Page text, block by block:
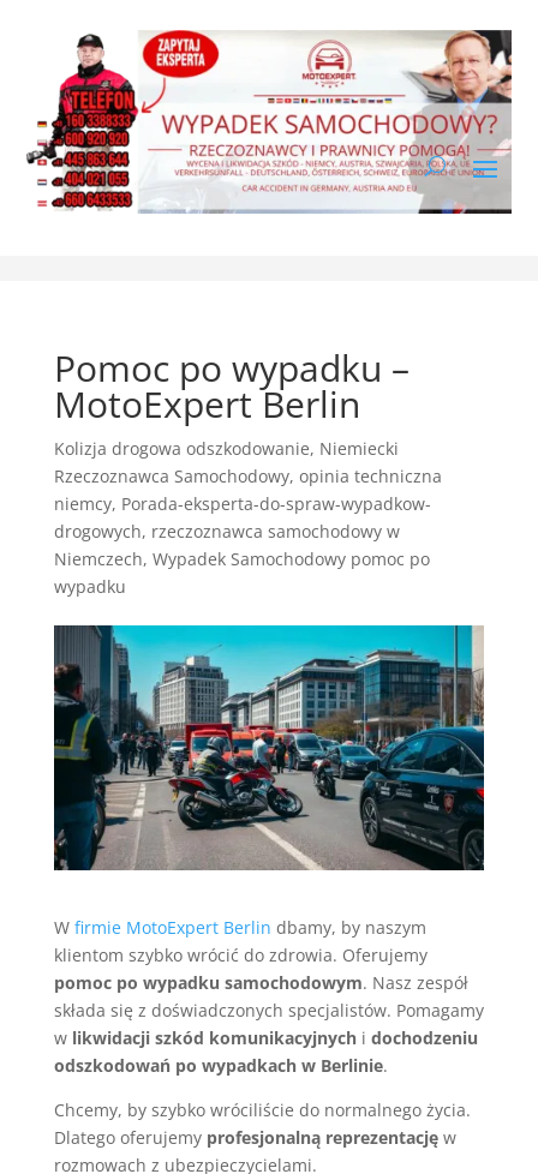
Pomoc po wypadku –
MotoExpert Berlin
Kolizja drogowa odszkodowanie, Niemiecki
Rzeczoznawca Samochodowy, opinia techniczna
niemcy, Porada-eksperta-do-spraw-wypadkow-
drogowych, rzeczoznawca samochodowy w
Niemczech, Wypadek Samochodowy pomoc po
wypadku
W firmie MotoExpert Berlin dbamy, by naszym
klientom szybko wrócić do zdrowia. Oferujemy
pomoc po wypadku samochodowym. Nasz zespół
składa się z doświadczonych specjalistów. Pomagamy
w likwidacji szkód komunikacyjnychi dochodzeniu
odszkodowań po wypadkach w Berlinie.
Chcemy, by szybko wróciliście do normalnego życia.
Dlatego oferujemy profesjonalną reprezentacjęw
rozmowach z ubezpieczycielami.